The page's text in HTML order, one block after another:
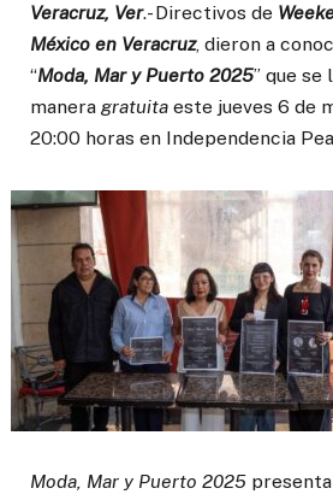
Veracruz, Ver.- Directivos de
México en Veracruz, dieron a
“Moda, Mar y Puerto 2025” que se
manera gratuita este jueves 6 de
20:00 horas en Independencia
Moda, Mar y Puerto 2025